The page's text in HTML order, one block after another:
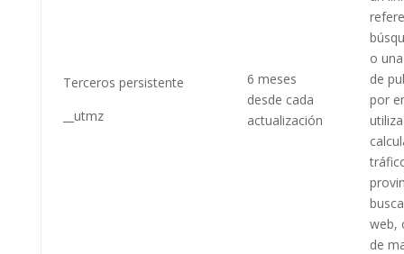
Terceros persistente
__utmz
6 meses
desde cada
actualización
o
de
por
web,
de